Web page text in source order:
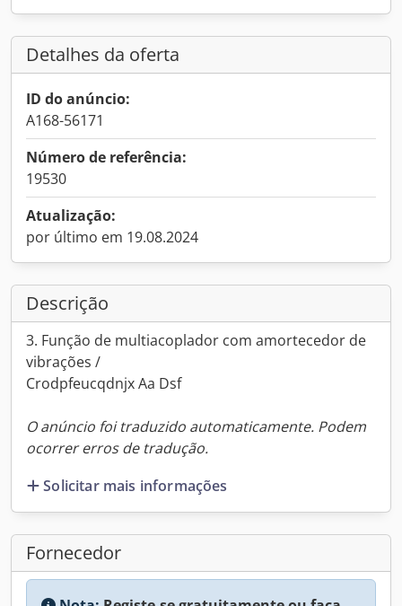
Detalhes da oferta
ID do anúncio:
A168-56171
Número de referência:
19530
Atualização:
por último em 19.08.2024
Descrição
3. Função de multiacoplador com amortecedor de
vibrações /
Crodpfeucqdnjx Aa Dsf
O anúncio foi traduzido automaticamente. Podem
ocorrer erros de tradução.
Solicitar mais informações
Fornecedor